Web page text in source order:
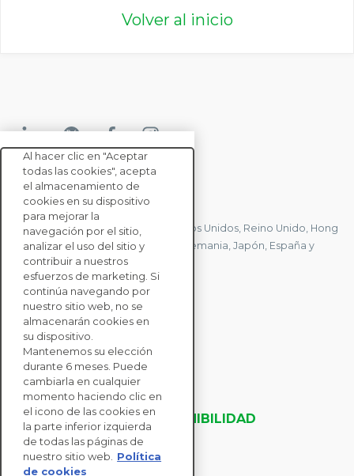
Volver al inicio
CONTACTE CON NOSOTROS
Tenemos oficinas en Francia, Estados Unidos, Reino Unido, Hong
Kong, Mauricio, Polonia, Canadá, Alemania, Japón, España y
Singapur.
CONTACTE CON
NOSOTROS
SOLUCIONES
PARA EMPRESAS
EVALUACIONES DE SOSTENIBILIDAD
RECURSOS
ACERCA DE NOSOTROS
Al hacer clic en "Aceptar
todas las cookies", acepta
el almacenamiento de
cookies en su dispositivo
para mejorar la
navegación por el sitio,
analizar el uso del sitio y
contribuir a nuestros
esfuerzos de marketing. Si
continúa navegando por
nuestro sitio web, no se
almacenarán cookies en
su dispositivo.
Mantenemos su elección
durante 6 meses. Puede
cambiarla en cualquier
momento haciendo clic en
el icono de las cookies en
la parte inferior izquierda
de todas las páginas de
nuestro sitio web.
Política
de cookies